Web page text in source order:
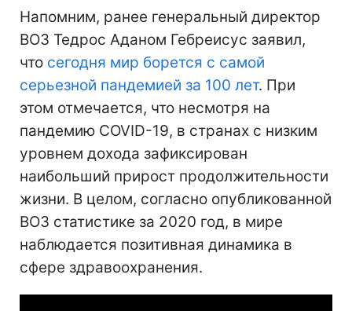
Напомним, ранее генеральный директор
ВОЗ Тедрос Аданом Гебреисус заявил,
что сегодня мир борется с самой
серьезной пандемией за 100 лет. При
этом отмечается, что несмотря на
пандемию COVID-19, в странах с низким
уровнем дохода зафиксирован
наибольший прирост продолжительности
жизни. В целом, согласно опубликованной
ВОЗ статистике за 2020 год, в мире
наблюдается позитивная динамика в
сфере здравоохранения.